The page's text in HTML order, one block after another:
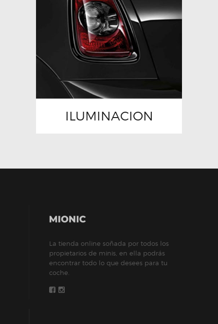
ILUMINACION
La tienda online soñada por todos los
propietarios de minis, en ella podrás
encontrar todo lo que desees para tu
coche.